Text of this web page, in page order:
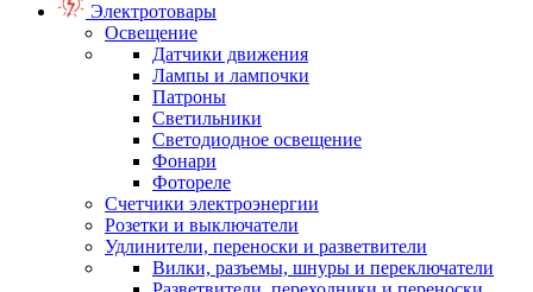
Электротовары
Освещение
Датчики движения
Лампы и лампочки
Патроны
Светильники
Светодиодное освещение
Фонари
Фотореле
Счетчики электроэнергии
Розетки и выключатели
Удлинители, переноски и разветвители
Вилки, разъемы, шнуры и переключатели